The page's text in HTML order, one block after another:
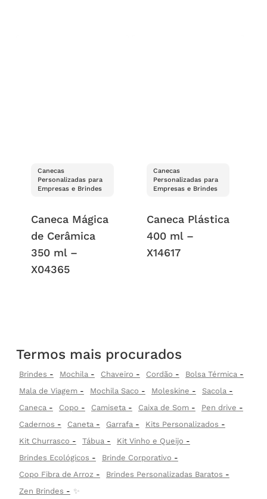
Canecas
Personalizadas para
Empresas e Brindes
Caneca Mágica
de Cerâmica
350 ml –
X04365
Canecas
Personalizadas para
Empresas e Brindes
Caneca Plástica
400 ml –
X14617
Termos mais procurados
Brindes Mochila Chaveiro Cordão
Bolsa Térmica
Mala de Viagem
Mochila Saco Moleskine
Sacola
Caneca
Copo Camiseta Caixa de Som
Pen drive
Cadernos
Caneta Garrafa
Kits Personalizados
Kit Churrasco
Tábua
Kit Vinho e Queijo
Brindes Ecológicos
Brinde Corporativo
Copo Fibra de Arroz
Brindes Personalizadas Baratos
Zen Brindes
✨